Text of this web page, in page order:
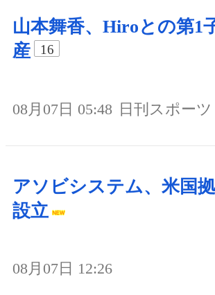
山本舞香、Hiroとの第1
産
16
08月07日 05:48 日刊スポーツ
アソビシステム、米国
設立
08月07日 12:26